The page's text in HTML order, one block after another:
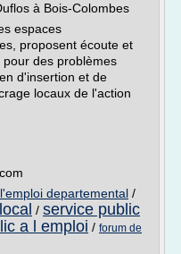
à Bois-Colombes
espaces
proposent écoute et
des problèmes
d'insertion et de
locaux de l'action
departemental /
/ service public
a l emploi / forum de